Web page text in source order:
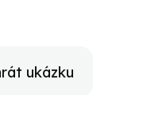
ukázku